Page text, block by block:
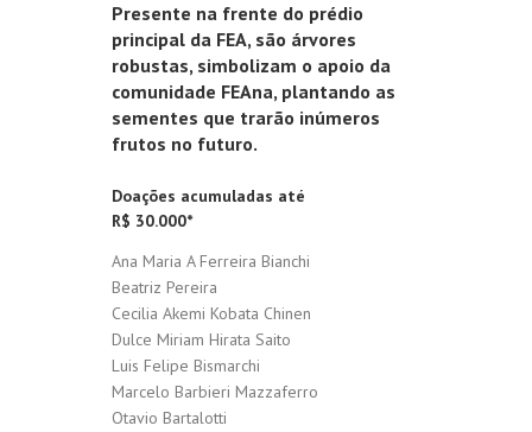
Presente na frente do prédio
principal da FEA, são árvores
robustas, simbolizam o apoio da
comunidade FEAna, plantando as
sementes que trarão inúmeros
frutos no futuro.
Doações acumuladas até
R$ 30.000*
Ana Maria A Ferreira Bianchi
Beatriz Pereira
Cecilia Akemi Kobata Chinen
Dulce Miriam Hirata Saito
Luis Felipe Bismarchi
Marcelo Barbieri Mazzaferro
Otavio Bartalotti